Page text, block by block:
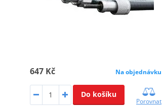
647 Kč Na objednávku
Do košíku
Porovnat